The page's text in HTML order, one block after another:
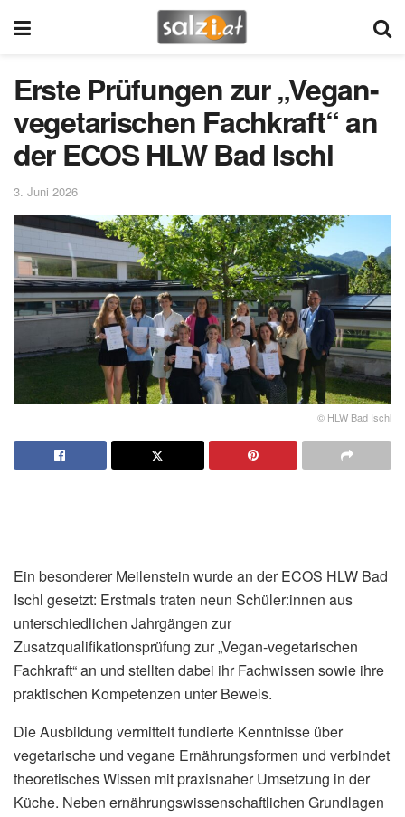
Erste Prüfungen zur „Vegan-
vegetarischen Fachkraft“ an
der ECOS HLW Bad Ischl
3. Juni 2026
© HLW Bad Ischl
Ein besonderer Meilenstein wurde an der ECOS HLW Bad
Ischl gesetzt: Erstmals traten neun Schüler:innen aus
unterschiedlichen Jahrgängen zur
Zusatzqualifikationsprüfung zur „Vegan-vegetarischen
Fachkraft“ an und stellten dabei ihr Fachwissen sowie ihre
praktischen Kompetenzen unter Beweis.
Die Ausbildung vermittelt fundierte Kenntnisse über
vegetarische und vegane Ernährungsformen und verbindet
theoretisches Wissen mit praxisnaher Umsetzung in der
Küche. Neben ernährungswissenschaftlichen Grundlagen